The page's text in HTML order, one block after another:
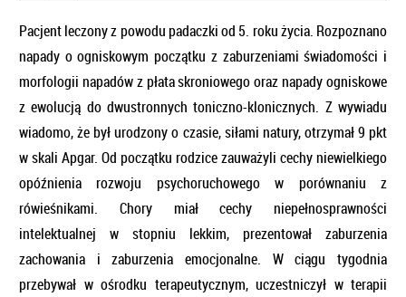
Pacjent leczony z powodu padaczki od 5. roku życia. Rozpoznano
napady o ogniskowym początku z zaburzeniami świadomości i
morfologii napadów z płata skroniowego oraz napady ogniskowe
z ewolucją do dwustronnych toniczno-klonicznych. Z wywiadu
wiadomo, że był urodzony o czasie, siłami natury, otrzymał 9 pkt
w skali Apgar. Od początku rodzice zauważyli cechy niewielkiego
opóźnienia rozwoju psychoruchowego w porównaniu z
rówieśnikami. Chory miał cechy niepełnosprawności
intelektualnej w stopniu lekkim, prezentował zaburzenia
zachowania i zaburzenia emocjonalne. W ciągu tygodnia
przebywał w ośrodku terapeutycznym, uczestniczył w terapii